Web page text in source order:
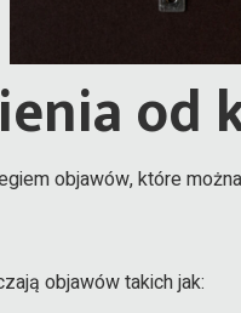
od
objawów, które
objawów takich jak: